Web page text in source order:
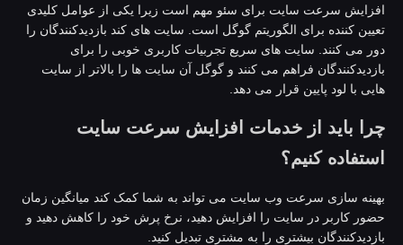
سرعت سایت برای سئو مهم است زیرا یکی از عوامل کلیدی
کننده برای الگوریتم گوگل است. سایت های کند بازدیدکنندگان را
می کنند. سایت های سریع تجربیات کاربری خوبی را برای
فراهم می کنند و گوگل آن سایت ها را بالاتر از سایت
با لود پایین قرار می دهد.
باید از خدمات افزایش سرعت سایت
کنیم؟
سازی سرعت وب سایت می تواند به شما کمک کند میانگین زمان
کاربر در سایت را افزایش دهید، نرخ پرش خود را کاهش دهید و
بیشتری را به مشتری تبدیل کنید.